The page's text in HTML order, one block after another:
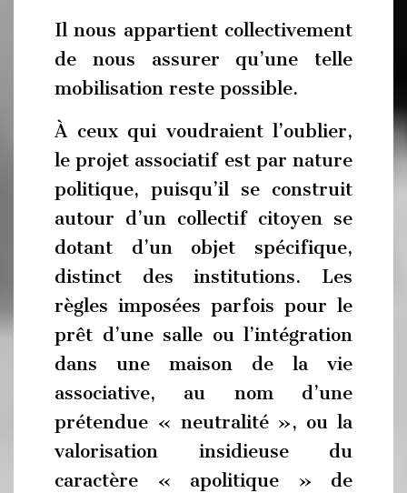
Il nous appartient collectivement
de nous assurer qu’une telle
mobilisation reste possible.
À ceux qui voudraient l’oublier,
le projet associatif est par nature
politique, puisqu’il se construit
autour d’un collectif citoyen se
dotant d’un objet spécifique,
distinct des institutions. Les
règles imposées parfois pour le
prêt d’une salle ou l’intégration
dans une maison de la vie
associative, au nom d’une
prétendue « neutralité », ou la
valorisation insidieuse du
caractère « apolitique » de